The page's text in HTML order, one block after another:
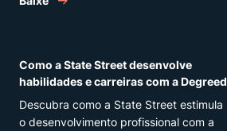
habilidades.
Como a State Street desenvolve
habilidades e carreiras com a Degreed
Descubra como a State Street estimula
o desenvolvimento profissional com a